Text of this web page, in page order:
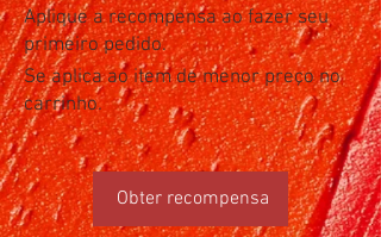
Aplique a recompensa ao fazer seu
primeiro pedido.
Obter recompensa
Se aplica ao item de menor preço no
carrinho.